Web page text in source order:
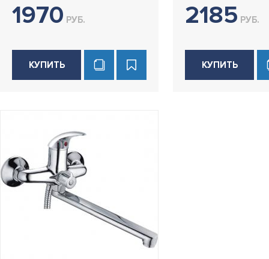
1970 РУБ.
КУПИТЬ
2185 РУБ.
КУПИТЬ